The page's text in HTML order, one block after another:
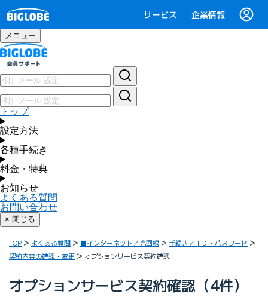
サービス 企業情報
メニュー
トップ
設定方法
各種手続き
料金・特典
お知らせ
よくある質問
お問い合わせ
× 閉じる
TOP よくある質問 ■インターネット／光回線
手続き／ＩＤ・パスワード
契約内容の確認・変更
オプションサービス契約確認
オプションサービス契約確認（4件）